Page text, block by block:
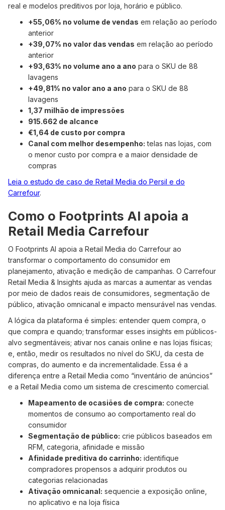
real e modelos preditivos por loja, horário e público.
+55,06% no volume de vendas em relação ao período
anterior
+39,07% no valor das vendas em relação ao período
anterior
+93,63% no volume ano a ano para o SKU de 88
lavagens
+49,81% no valor ano a ano para o SKU de 88
lavagens
1,37 milhão de impressões
915.662 de alcance
€1,64 de custo por compra
Canal com melhor desempenho: telas nas lojas, com
o menor custo por compra e a maior densidade de
compras
Leia o estudo de caso de Retail Media do Persil e do
Carrefour.
Como o Footprints AI apoia a
Retail Media Carrefour
O Footprints AI apoia a Retail Media do Carrefour ao
transformar o comportamento do consumidor em
planejamento, ativação e medição de campanhas. O Carrefour
Retail Media & Insights ajuda as marcas a aumentar as vendas
por meio de dados reais de consumidores, segmentação de
público, ativação omnicanal e impacto mensurável nas vendas.
A lógica da plataforma é simples: entender quem compra, o
que compra e quando; transformar esses insights em públicos-
alvo segmentáveis; ativar nos canais online e nas lojas físicas;
e, então, medir os resultados no nível do SKU, da cesta de
compras, do aumento e da incrementalidade. Essa é a
diferença entre a Retail Media como “inventário de anúncios”
e a Retail Media como um sistema de crescimento comercial.
Mapeamento de ocasiões de compra: conecte
momentos de consumo ao comportamento real do
consumidor
Segmentação de público: crie públicos baseados em
RFM, categoria, afinidade e missão
Afinidade preditiva do carrinho: identifique
compradores propensos a adquirir produtos ou
categorias relacionadas
Ativação omnicanal: sequencie a exposição online,
no aplicativo e na loja física